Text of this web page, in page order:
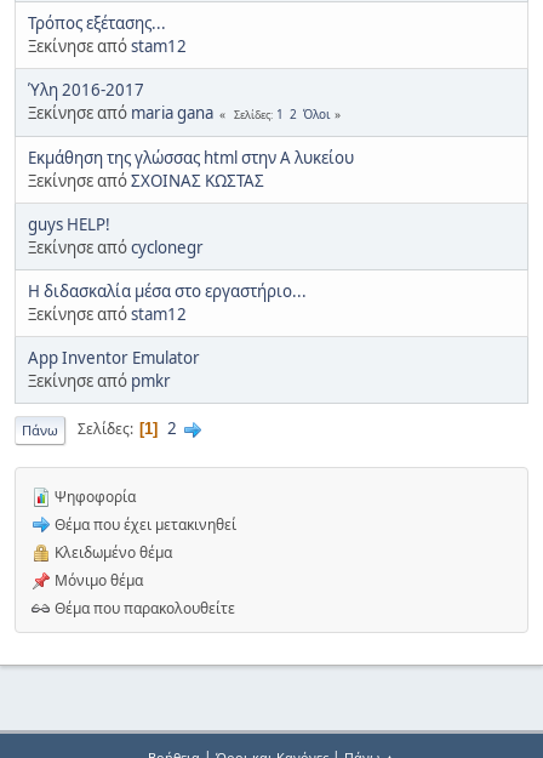
Τρόπος εξέτασης...
Ξεκίνησε απόstam12
Ύλη 2016-2017
Ξεκίνησε από maria gana Σελίδες 1 2 Όλοι
Εκμάθηση της γλώσσας html στην Α λυκείου
Ξεκίνησε απόΣΧΟΙΝΑΣ ΚΩΣΤΑΣ
guys HELP!
Ξεκίνησε απόcyclonegr
Η διδασκαλία μέσα στο εργαστήριο...
Ξεκίνησε απόstam12
App Inventor Emulator
Ξεκίνησε από pmkr
Πάνω Σελίδες 1 2
Ψηφοφορία
Θέμα που έχει μετακινηθεί
Κλειδωμένο θέμα
Μόνιμο θέμα
Θέμα που παρακολουθείτε